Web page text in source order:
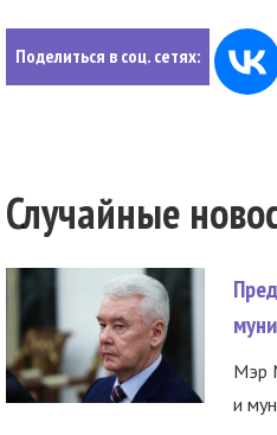
Поделиться в соц. сетях:
Случайные
Мэр
и